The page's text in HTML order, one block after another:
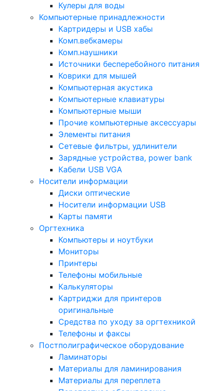
Кулеры для воды
Компьютерные принадлежности
Картридеры и USB хабы
Комп.вебкамеры
Комп.наушники
Источники бесперебойного питания
Коврики для мышей
Компьютерная акустика
Компьютерные клавиатуры
Компьютерные мыши
Прочие компьютерные аксессуары
Элементы питания
Сетевые фильтры, удлинители
Зарядные устройства, power bank
Кабели USB VGA
Носители информации
Диски оптические
Носители информации USB
Карты памяти
Оргтехника
Компьютеры и ноутбуки
Мониторы
Принтеры
Телефоны мобильные
Калькуляторы
Картриджи для принтеров
оригинальные
Средства по уходу за оргтехникой
Телефоны и факсы
Постполиграфическое оборудование
Ламинаторы
Материалы для ламинирования
Материалы для переплета